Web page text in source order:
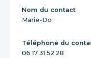
Nom du contact
Marie-Do
Téléphone du
06 17 31 52 28